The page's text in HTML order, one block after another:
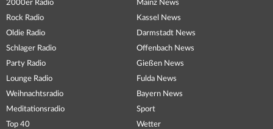
2000er Radio
Rock Radio
Oldie Radio
Schlager Radio
Party Radio
Lounge Radio
Weihnachtsradio
Meditationsradio
Top 40
Mainz News
Kassel News
Darmstadt News
Offenbach News
Gießen News
Fulda News
Bayern News
Sport
Wetter